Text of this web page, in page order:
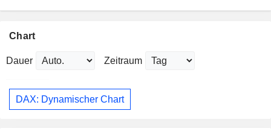
Chart
Dauer Zeitraum
DAX: Dynamischer Chart